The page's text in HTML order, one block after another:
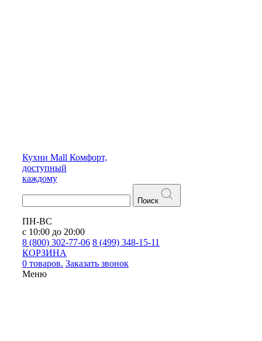
Кухни Mall Комфорт,
доступный
каждому
Поиск
ПН-ВС
с 10:00 до 20:00
8 (800) 302-77-06 8 (499) 348-15-11
КОРЗИНА
0 товаров. Заказать звонок
Меню